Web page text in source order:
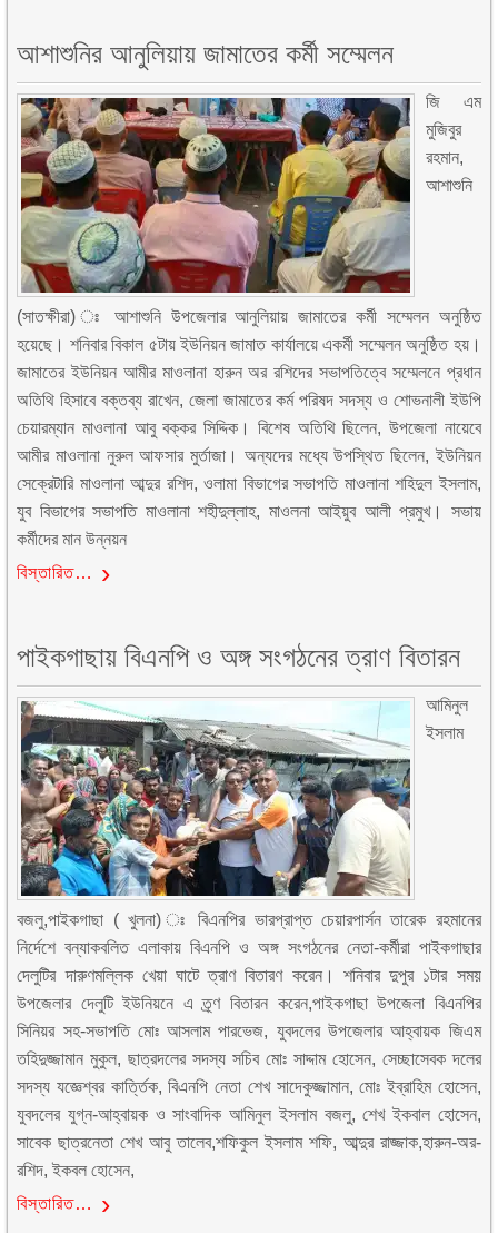
আশাশুনির আনুলিয়ায় জামাতের কর্মী সম্মেলন
জি এম
মুজিবুর
রহমান,
আশাশুনি
(সাতক্ষীরা) ঃ আশাশুনি উপজেলার আনুলিয়ায় জামাতের কর্মী সম্মেলন অনুষ্ঠিত
হয়েছে। শনিবার বিকাল ৫টায় ইউনিয়ন জামাত কার্যালয়ে একর্মী সম্মেলন অনুষ্ঠিত হয়।
জামাতের ইউনিয়ন আমীর মাওলানা হারুন অর রশিদের সভাপতিত্বে সম্মেলনে প্রধান
অতিথি হিসাবে বক্তব্য রাখেন, জেলা জামাতের কর্ম পরিষদ সদস্য ও শোভনালী ইউপি
চেয়ারম্যান মাওলানা আবু বক্কর সিদ্দিক। বিশেষ অতিথি ছিলেন, উপজেলা নায়েবে
আমীর মাওলানা নুরুল আফসার মুর্তাজা। অন্যদের মধ্যে উপস্থিত ছিলেন, ইউনিয়ন
সেক্রেটারি মাওলানা আব্দুর রশিদ, ওলামা বিভাগের সভাপতি মাওলানা শহিদুল ইসলাম,
যুব বিভাগের সভাপতি মাওলানা শহীদুল্লাহ, মাওলনা আইয়ুব আলী প্রমুখ। সভায়
কর্মীদের মান উন্নয়ন
বিস্তারিত…
পাইকগাছায় বিএনপি ও অঙ্গ সংগঠনের ত্রাণ বিতারন
আমিনুল
ইসলাম
বজলু,পাইকগাছা ( খুলনা) ঃ বিএনপির ভারপ্রাপ্ত চেয়ারপার্সন তারেক রহমানের
নির্দেশে বন্যাকবলিত এলাকায় বিএনপি ও অঙ্গ সংগঠনের নেতা-কর্মীরা পাইকগাছার
দেলুটির দারুণমল্লিক খেয়া ঘাটে ত্রাণ বিতারণ করেন। শনিবার দুপুর ১টার সময়
উপজেলার দেলুটি ইউনিয়নে এ ত্র্ণ বিতারন করেন,পাইকগাছা উপজেলা বিএনপির
সিনিয়র সহ-সভাপতি মোঃ আসলাম পারভেজ, যুবদলের উপজেলার আহ্বায়ক জিএম
তহিদুজ্জামান মুকুল, ছাত্রদলের সদস্য সচিব মোঃ সাদ্দাম হোসেন, সেচ্ছাসেবক দলের
সদস্য যজ্ঞেশ্বর কার্ত্তিক, বিএনপি নেতা শেখ সাদেকুজ্জামান, মোঃ ইব্রাহিম হোসেন,
যুবদলের যুগ্ন-আহ্বায়ক ও সাংবাদিক আমিনুল ইসলাম বজলু, শেখ ইকবাল হোসেন,
সাবেক ছাত্রনেতা শেখ আবু তালেব,শফিকুল ইসলাম শফি, আব্দুর রাজ্জাক,হারুন-অর-
রশিদ, ইকবল হোসেন,
বিস্তারিত…